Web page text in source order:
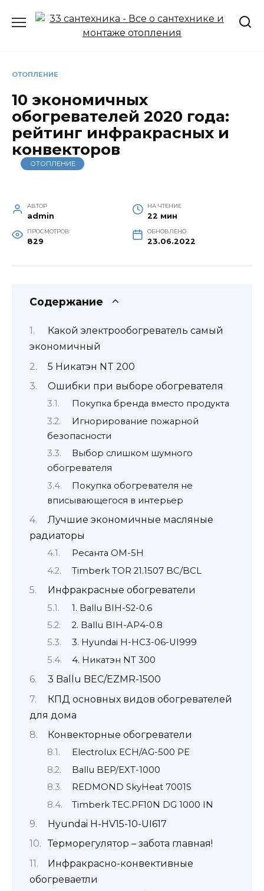
ОТОПЛЕНИЕ
10 экономичных
обогревателей 2020 года:
рейтинг инфракрасных и
конвекторов
ОТОПЛЕНИЕ
АВТОР
admin
НА ЧТЕНИЕ
22 мин
ПРОСМОТРОВ
829
ОБНОВЛЕНО
23.06.2022
Содержание
Какой электрообогреватель самый
экономичный
5 Никатэн NT 200
Ошибки при выборе обогревателя
Покупка бренда вместо продукта
Игнорирование пожарной
безопасности
Выбор слишком шумного
обогревателя
Покупка обогревателя не
вписывающегося в интерьер
Лучшие экономичные масляные
радиаторы
Ресанта ОМ-5Н
Timberk TOR 21.1507 BC/BCL
Инфракрасные обогреватели
1. Ballu BIH-S2-0.6
2. Ballu BIH-AP4-0.8
3. Hyundai H-HC3-06-UI999
4. Никатэн NT 300
3 Ballu BEC/EZMR-1500
КПД основных видов обогревателей
для дома
Конвекторные обогреватели
Electrolux ECH/AG-500 PE
Ballu BEP/EXT-1000
REDMOND SkyHeat 7001S
Timberk TEC.PF10N DG 1000 IN
Hyundai H-HV15-10-UI617
Терморегулятор – забота главная!
Инфракрасно-конвективные
обогреваетли